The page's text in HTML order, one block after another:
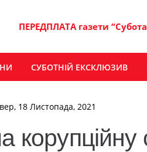
ПЕРЕДПЛАТА газети
СУБОТНІЙ ЕКСКЛЮЗИВ
18 Листопада, 2021